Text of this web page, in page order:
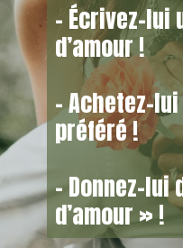
– Écrivez-
d’amour !
– Achetez-
préféré !
– Donnez-lui
d’amour » !